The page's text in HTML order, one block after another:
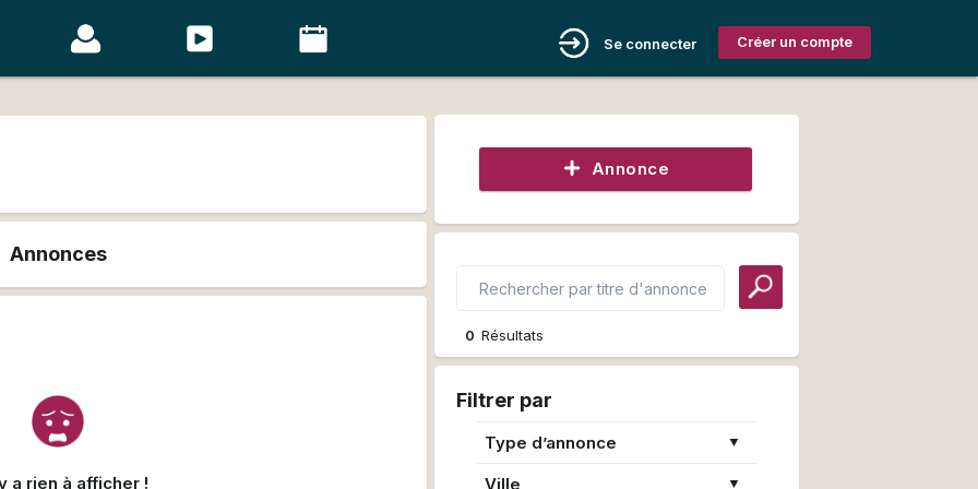
Créer un compte
Se connecter
Annonces
a rien à afficher !
Annonce
0 Résultats
Filtrer par
Type d’annonce ▼
Ville ▼